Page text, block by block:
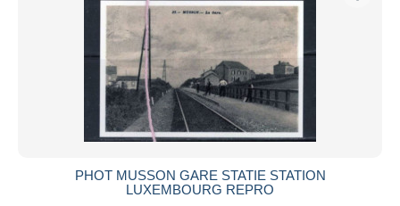
PHOT MUSSON GARE STATIE STATION
LUXEMBOURG REPRO